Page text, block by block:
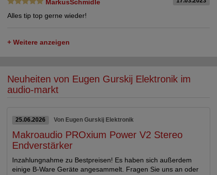
MarkusSchmidle
Alles tip top gerne wieder!
+ Weitere anzeigen
Neuheiten von Eugen Gurskij Elektronik im
audio-markt
25.06.2026 Von Eugen Gurskij Elektronik
Makroaudio PROxium Power V2 Stereo
Endverstärker
Inzahlungnahme zu Bestpreisen! Es haben sich außerdem
einige B-Ware Geräte angesammelt. Fragen Sie uns an oder